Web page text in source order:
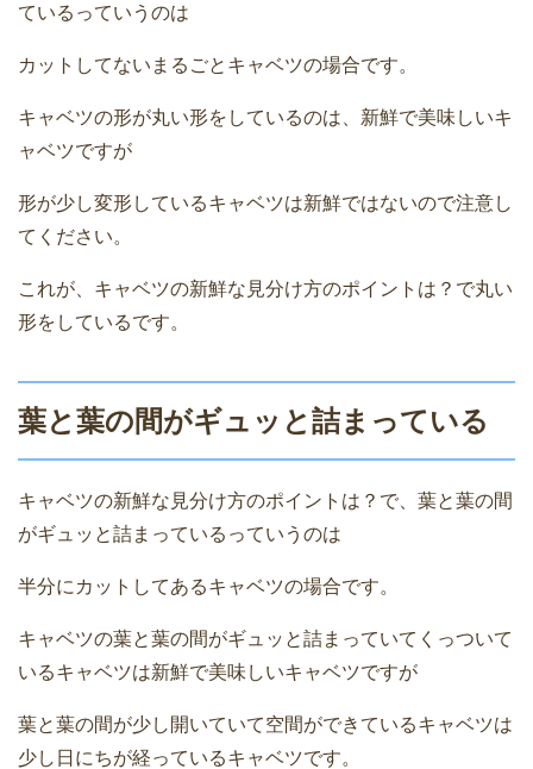
ているっていうのは
カットしてないまるごとキャベツの場合です。
キャベツの形が丸い形をしているのは、新鮮で美味しいキ
ャベツですが
形が少し変形しているキャベツは新鮮ではないので注意し
てください。
これが、キャベツの新鮮な見分け方のポイントは？で丸い
形をしているです。
葉と葉の間がギュッと詰まっている
キャベツの新鮮な見分け方のポイントは？で、葉と葉の間
がギュッと詰まっているっていうのは
半分にカットしてあるキャベツの場合です。
キャベツの葉と葉の間がギュッと詰まっていてくっついて
いるキャベツは新鮮で美味しいキャベツですが
葉と葉の間が少し開いていて空間ができているキャベツは
少し日にちが経っているキャベツです。